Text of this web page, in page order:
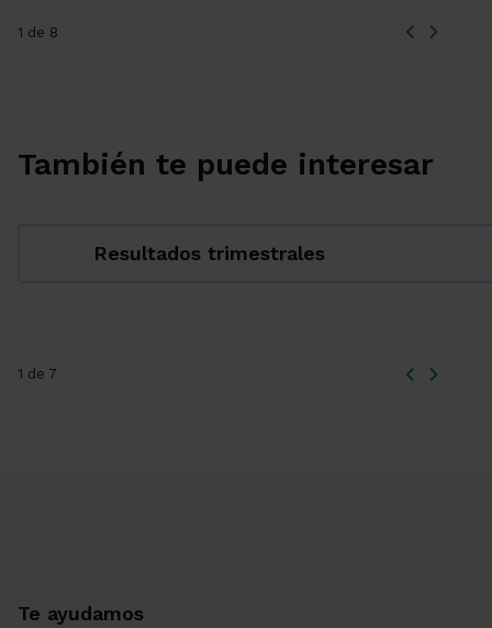
1 de 8
También te puede interesar
Resultados trimestrales
1 de 7
Te ayudamos